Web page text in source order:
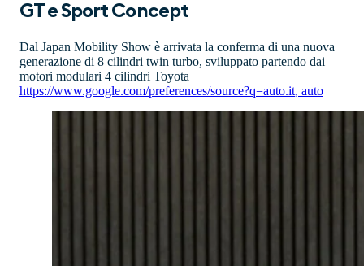
GT e Sport Concept
Dal Japan Mobility Show è arrivata la conferma di una nuova
generazione di 8 cilindri twin turbo, sviluppato partendo dai
motori modulari 4 cilindri Toyota
https://www.google.com/preferences/source?q=auto.it, auto